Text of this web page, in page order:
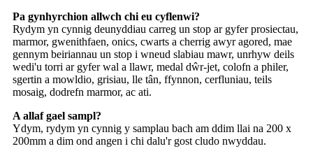
Pa gynhyrchion allwch chi eu cyflenwi?
Rydym yn cynnig deunyddiau carreg un stop ar gyfer prosiectau,
marmor, gwenithfaen, onics, cwarts a cherrig awyr agored, mae
gennym beiriannau un stop i wneud slabiau mawr, unrhyw deils
wedi'u torri ar gyfer wal a llawr, medal dŵr-jet, colofn a philer,
sgertin a mowldio, grisiau, lle tân, ffynnon, cerfluniau, teils
mosaig, dodrefn marmor, ac ati.
A allaf gael sampl?
Ydym, rydym yn cynnig y samplau bach am ddim llai na 200 x
200mm a dim ond angen i chi dalu'r gost cludo nwyddau.